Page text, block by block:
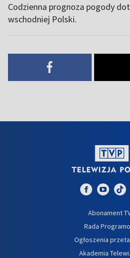
Codzienna prognoza pogody
wschodniej Polski.
Abonament
Rada
Ogłoszenia
Akademia